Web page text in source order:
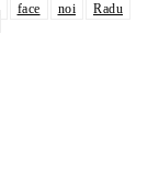
face noi
Radu